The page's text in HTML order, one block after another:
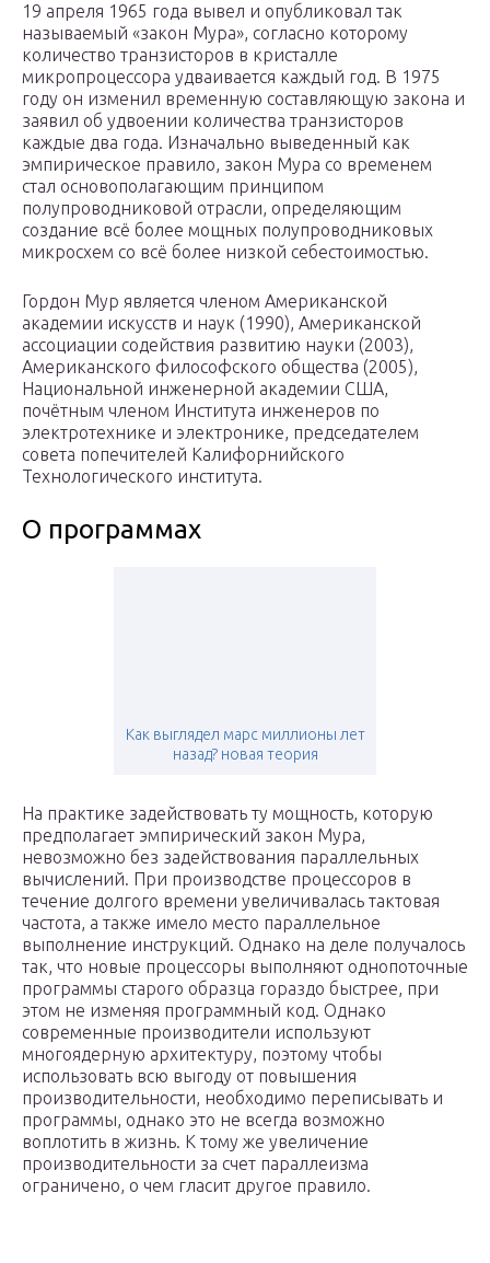
19 апреля 1965 года вывел и опубликовал так
называемый «закон Мура», согласно которому
количество транзисторов в кристалле
микропроцессора удваивается каждый год. В 1975
году он изменил временную составляющую закона и
заявил об удвоении количества транзисторов
каждые два года. Изначально выведенный как
эмпирическое правило, закон Мура со временем
стал основополагающим принципом
полупроводниковой отрасли, определяющим
создание всё более мощных полупроводниковых
микросхем со всё более низкой себестоимостью.
Гордон Мур является членом Американской
академии искусств и наук (1990), Американской
ассоциации содействия развитию науки (2003),
Американского философского общества (2005),
Национальной инженерной академии США,
почётным членом Института инженеров по
электротехнике и электронике, председателем
совета попечителей Калифорнийского
Технологического института.
О программах
Как выглядел марс миллионы лет
назад? новая теория
На практике задействовать ту мощность, которую
предполагает эмпирический закон Мура,
невозможно без задействования параллельных
вычислений. При производстве процессоров в
течение долгого времени увеличивалась тактовая
частота, а также имело место параллельное
выполнение инструкций. Однако на деле получалось
так, что новые процессоры выполняют однопоточные
программы старого образца гораздо быстрее, при
этом не изменяя программный код. Однако
современные производители используют
многоядерную архитектуру, поэтому чтобы
использовать всю выгоду от повышения
производительности, необходимо переписывать и
программы, однако это не всегда возможно
воплотить в жизнь. К тому же увеличение
производительности за счет параллеизма
ограничено, о чем гласит другое правило.